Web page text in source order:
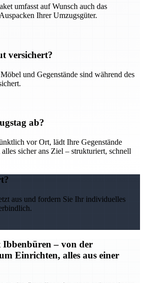
umfasst auf Wunsch auch das
Ihrer Umzugsgüter.
versichert?
und Gegenstände sind während des
ab?
vor Ort, lädt Ihre Gegenstände
sicher ans Ziel – strukturiert, schnell
aus und fordern Sie Ihr individuelles
– von der
Einrichten, alles aus einer